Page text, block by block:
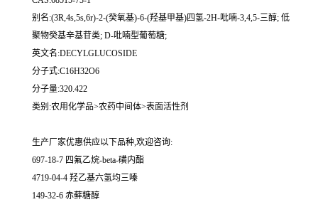
别名:(3R,4s,5s,6r)-2-(癸氧基)-6-(羟基甲基)四氢-2H-吡喃-3,4,5-三醇; 低
聚物癸基辛基苷类; D-吡喃型葡萄糖;
英文名:DECYLGLUCOSIDE
分子式:C16H32O6
分子量:320.422
类别:农用化学品>农药中间体>表面活性剂
生产厂家优惠供应以下品种,欢迎咨询:
697-18-7 四氟乙烷-beta-磺内酯
4719-04-4 羟乙基六氢均三嗪
149-32-6 赤藓糖醇